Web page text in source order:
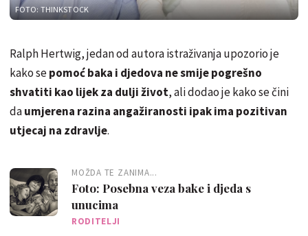
FOTO: THINKSTOCK
Ralph Hertwig, jedan od autora istraživanja upozorio je
kako sepomoć baka i djedova ne smije pogrešno
shvatiti kao lijek za dulji život, ali dodao je kako se čini
daumjerena razina angažiranosti ipak ima pozitivan
utjecaj na zdravlje.
MOŽDA TE ZANIMA...
Foto: Posebna veza bake i djeda s
unucima
RODITELJI